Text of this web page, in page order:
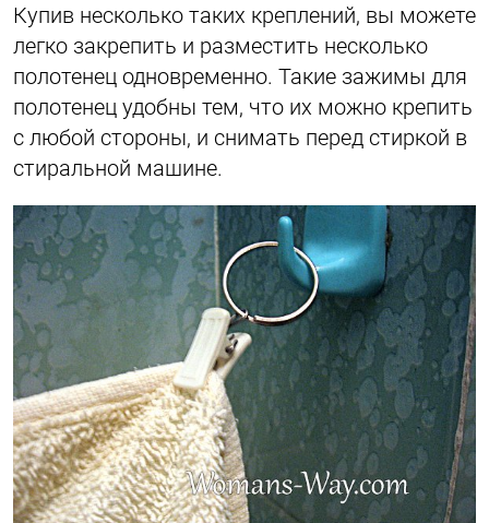
Купив несколько таких креплений, вы можете
легко закрепить и разместить несколько
полотенец одновременно. Такие зажимы для
полотенец удобны тем, что их можно крепить
с любой стороны, и снимать перед стиркой в
стиральной машине.